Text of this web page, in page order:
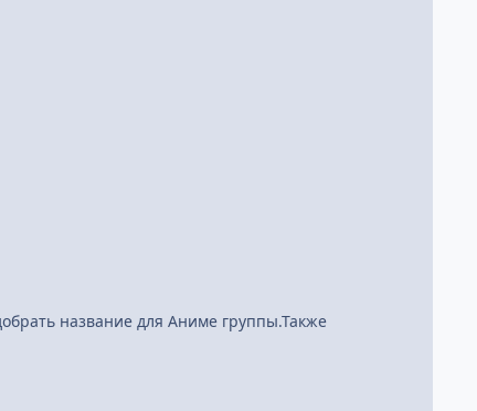
название для Аниме группы.Также